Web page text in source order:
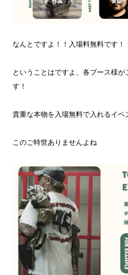
なんとですよ！！入場料無料です！
ということはですよ、各ブース様
す！
貴重な本物を入場無料で入れるイベ
このご時世ありませんよね